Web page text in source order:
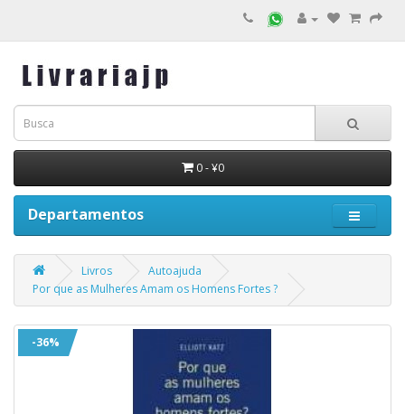
0 - ¥0
Departamentos
Livros
Autoajuda
Por que as Mulheres Amam os Homens Fortes ?
-36%